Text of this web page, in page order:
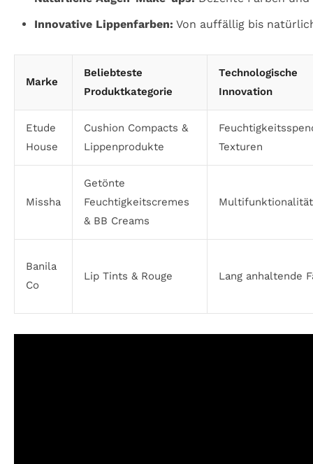
Innovative Lippenfarben: Von auffällig bis
Marke
Beliebteste
Produktkategorie
Technologische
Innovation
Etude
House
Cushion Compacts &
Lippenprodukte
Texturen
Missha
Getönte
Feuchtigkeitscremes
& BB Creams
Multifunktionalität
Banila
Co
Lip Tints & Rouge Lang anhaltende